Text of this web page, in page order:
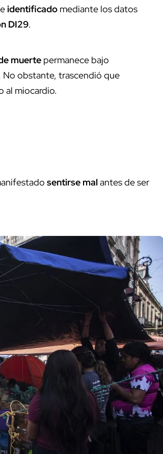
identificado mediante los datos
DI29.
muerte permanece bajo
No obstante, trascendió que
al miocardio.
sentirse malantes de ser